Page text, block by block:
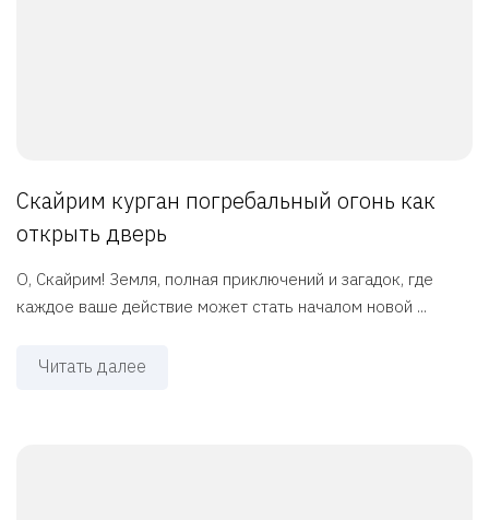
Скайрим курган погребальный огонь как
открыть дверь
О, Скайрим! Земля, полная приключений и загадок, где
каждое ваше действие может стать началом новой ...
Читать далее